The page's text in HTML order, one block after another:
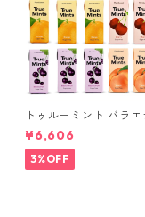
トゥルーミント バラエ
パック 5種類, 各3個（計
個）(13g×15個)
¥6,606
3%OFF